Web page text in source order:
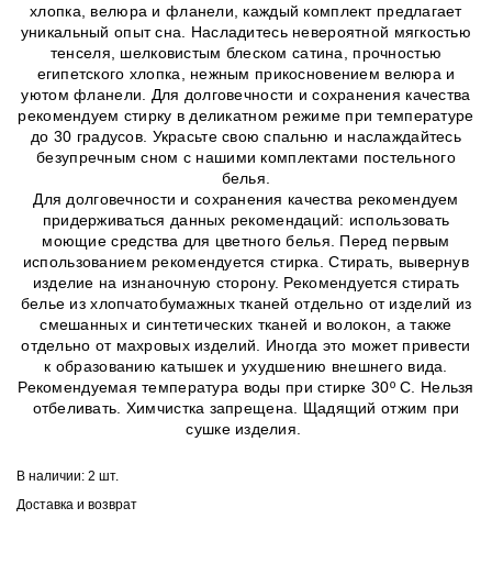
хлопка, велюра и фланели, каждый комплект предлагает
уникальный опыт сна. Насладитесь невероятной мягкостью
тенселя, шелковистым блеском сатина, прочностью
египетского хлопка, нежным прикосновением велюра и
уютом фланели. Для долговечности и сохранения качества
рекомендуем стирку в деликатном режиме при температуре
до 30 градусов. Украсьте свою спальню и наслаждайтесь
безупречным сном с нашими комплектами постельного
белья.
Для долговечности и сохранения качества рекомендуем
придерживаться данных рекомендаций: использовать
моющие средства для цветного белья. Перед первым
использованием рекомендуется стирка. Стирать, вывернув
изделие на изнаночную сторону. Рекомендуется стирать
белье из хлопчатобумажных тканей отдельно от изделий из
смешанных и синтетических тканей и волокон, а также
отдельно от махровых изделий. Иногда это может привести
к образованию катышек и ухудшению внешнего вида.
Рекомендуемая температура воды при стирке 30º C. Нельзя
отбеливать. Химчистка запрещена. Щадящий отжим при
сушке изделия.
В наличии: 2 шт.
Доставка и возврат